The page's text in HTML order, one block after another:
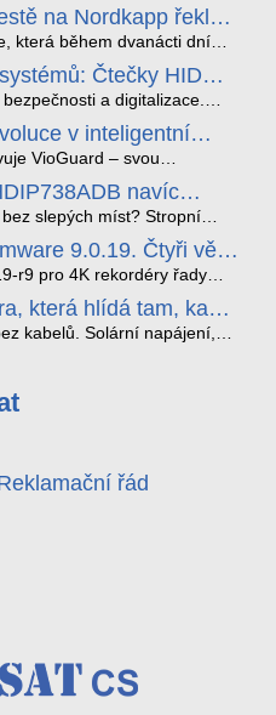
na Nordkapp řekla
která během dvanácti dní
2 MAX jsme vzali na trasu z
Laponsko až na
v mrazu až −13 °C a mimo
jen čára na mapě, ale
Čtečky HID
a digitalizace.
a vysoce univerzální
v inteligentní
VioGuard – svou
poháněný
inteligence (AI), je navržen
nástroje pro vymáhání
bezpečnost na silnicích a
v moderních městech.
navíc
bez PC.
slepých míst? Stropní
skládá obraz ze dvou
čistého 180° záběru bez
osob a vozidel,
9.0.19. Čtyři věci,
r9 pro 4K rekordéry řady
jedna z nich vám ušetří
zákazníkům.
která hlídá tam, kam
kabelů. Solární napájení,
řád